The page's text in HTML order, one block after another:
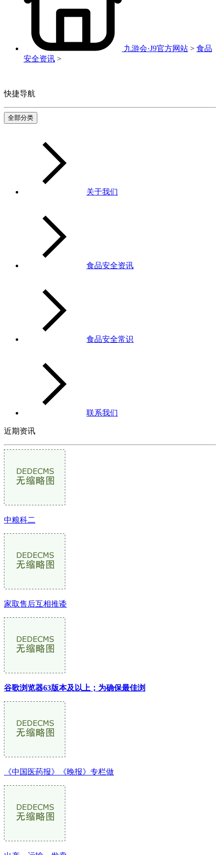
九游会·J9官方网站 > 食品
安全资讯 >
快捷导航
全部分类
关于我们
食品安全资讯
食品安全常识
联系我们
近期资讯
中粮科二
家取售后互相推诿
谷歌浏览器63版本及以上；为确保最佳浏
《中国医药报》《晚报》专栏做